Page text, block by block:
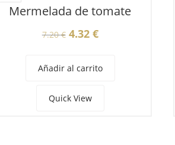
Mermelada de tomate
7.20€ El
original
7.20 €.
4.32 €El
actual
Añadir al carrito
Quick View